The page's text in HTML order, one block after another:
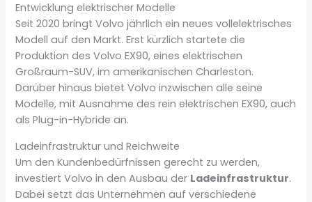
Entwicklung elektrischer Modelle
Seit 2020 bringt Volvo jährlich ein neues vollelektrisches
Modell auf den Markt. Erst kürzlich startete die
Produktion des Volvo EX90, eines elektrischen
Großraum-SUV, im amerikanischen Charleston.
Darüber hinaus bietet Volvo inzwischen alle seine
Modelle, mit Ausnahme des rein elektrischen EX90, auch
als Plug-in-Hybride an.
Ladeinfrastruktur und Reichweite
Um den Kundenbedürfnissen gerecht zu werden,
investiert Volvo in den Ausbau der Ladeinfrastruktur.
Dabei setzt das Unternehmen auf verschiedene